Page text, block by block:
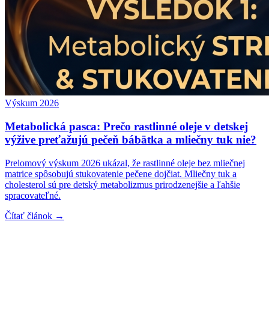
Výskum 2026
Metabolická pasca: Prečo rastlinné oleje v detskej
výžive preťažujú pečeň bábätka a mliečny tuk nie?
Prelomový výskum 2026 ukázal, že rastlinné oleje bez mliečnej
matrice spôsobujú stukovatenie pečene dojčiat. Mliečny tuk a
cholesterol sú pre detský metabolizmus prirodzenejšie a ľahšie
spracovateľné.
Čítať článok →